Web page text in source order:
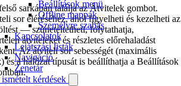
Beállítások menü
Offline mappák
Személyre szabás
Kapcsolatok
Lejátszási listák
Navigáció
Zenetár
kérdések
sarkában találja az Átvitelek gombot.
sor eléréséhez, ahol figyelheti és kezelheti az
— szüneteltetheti, folytathatja,
átviteleket és részletes előrehaladást
Az átviteli sor sebességét (maximális
és a hálózat típusát is beállíthatja a Beállítások